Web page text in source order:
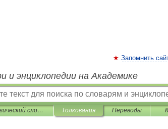
Запомнить
и энциклопедии на Академике
Педагогический словарь Толкования Переводы